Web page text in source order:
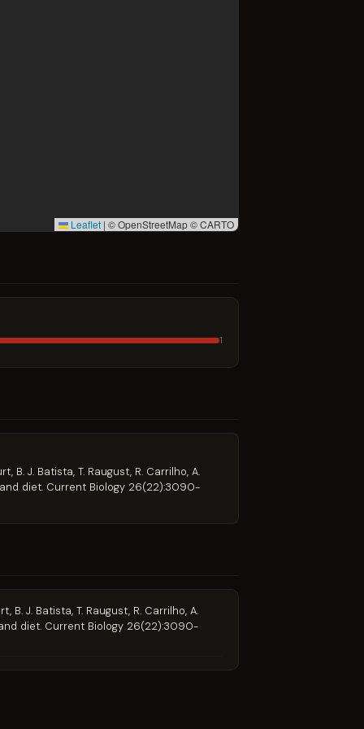
Leaflet | © OpenStreetMap © CARTO
1
B. J. Batista, T. Raugust, R. Carrilho, A.
diet. Current Biology 26(22):3090-
B. J. Batista, T. Raugust, R. Carrilho, A.
diet. Current Biology 26(22):3090-